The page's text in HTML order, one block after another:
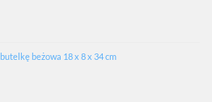
beżowa 18 x 8 x 34 cm